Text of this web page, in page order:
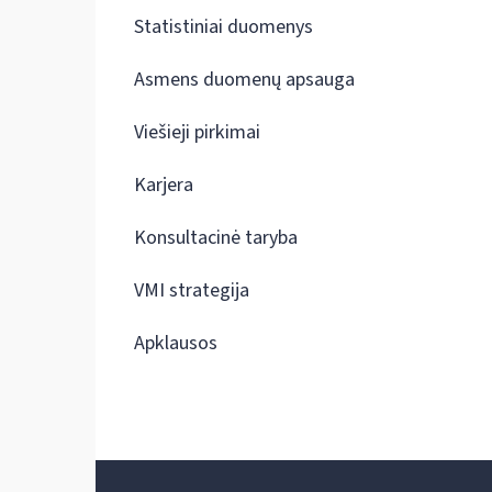
Statistiniai duomenys
Asmens duomenų apsauga
Viešieji pirkimai
Karjera
Konsultacinė taryba
VMI strategija
Apklausos